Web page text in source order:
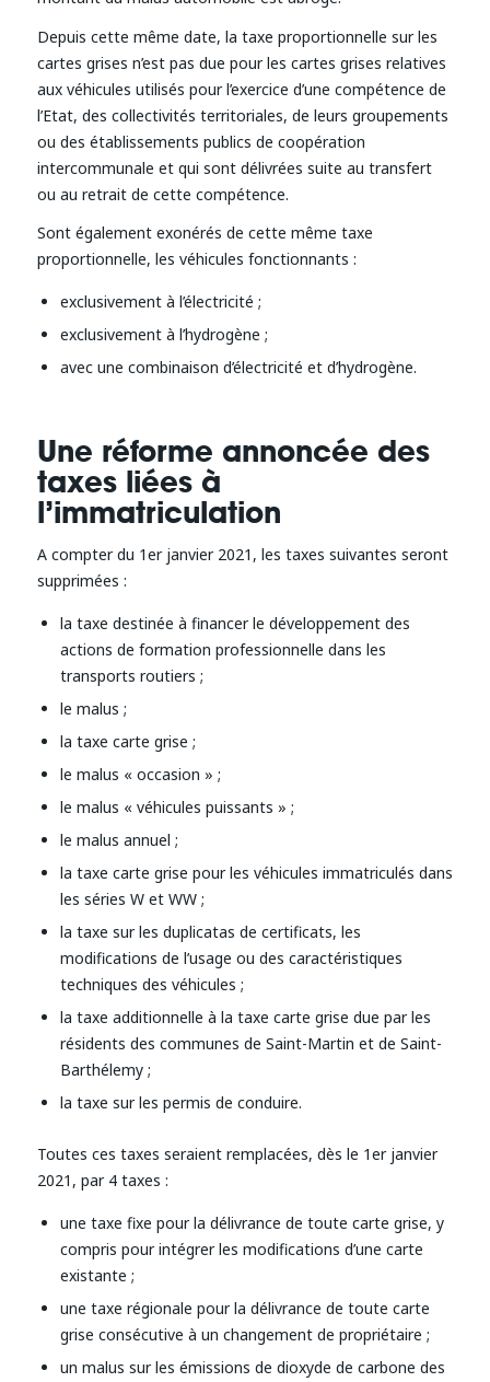
Depuis cette même date, la taxe proportionnelle sur les
cartes grises n’est pas due pour les cartes grises relatives
aux véhicules utilisés pour l’exercice d’une compétence de
l’Etat, des collectivités territoriales, de leurs groupements
ou des établissements publics de coopération
intercommunale et qui sont délivrées suite au transfert
ou au retrait de cette compétence.
Sont également exonérés de cette même taxe
proportionnelle, les véhicules fonctionnants :
exclusivement à l’électricité ;
exclusivement à l’hydrogène ;
avec une combinaison d’électricité et d’hydrogène.
Une réforme annoncée des
taxes liées à
l’immatriculation
A compter du 1er janvier 2021, les taxes suivantes seront
supprimées :
la taxe destinée à financer le développement des
actions de formation professionnelle dans les
transports routiers ;
le malus ;
la taxe carte grise ;
le malus « occasion » ;
le malus « véhicules puissants » ;
le malus annuel ;
la taxe carte grise pour les véhicules immatriculés dans
les séries W et WW ;
la taxe sur les duplicatas de certificats, les
modifications de l’usage ou des caractéristiques
techniques des véhicules ;
la taxe additionnelle à la taxe carte grise due par les
résidents des communes de Saint-Martin et de Saint-
Barthélemy ;
la taxe sur les permis de conduire.
Toutes ces taxes seraient remplacées, dès le 1er janvier
2021, par 4 taxes :
une taxe fixe pour la délivrance de toute carte grise, y
compris pour intégrer les modifications d’une carte
existante ;
une taxe régionale pour la délivrance de toute carte
grise consécutive à un changement de propriétaire ;
un malus sur les émissions de dioxyde de carbone des